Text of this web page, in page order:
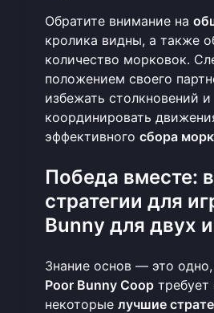
Обратите внимание на
кролика видны, а также
количество морковок.
положением своего
избежать столкновений и
координировать
эффективного сбора
Победа вместе:
стратегии для
Bunny для двух
Знание основ — это
Poor Bunny Coop требует
некоторые лучшие